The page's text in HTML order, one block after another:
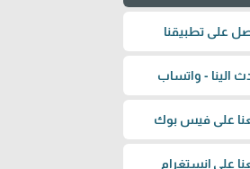
على تطبيقنا
الينا - واتساب
على فيس بوك
على إنستغرام